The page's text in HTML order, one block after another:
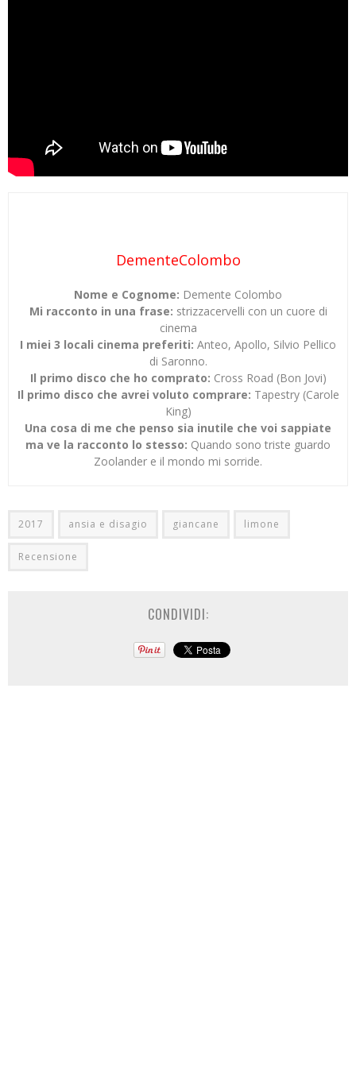
DementeColombo
Nome e Cognome: Demente Colombo
Mi racconto in una frase: strizzacervelli con un cuore di
cinema
I miei 3 locali cinema preferiti: Anteo, Apollo, Silvio Pellico
di Saronno.
Il primo disco che ho comprato: Cross Road (Bon Jovi)
Il primo disco che avrei voluto comprare: Tapestry (Carole
King)
Una cosa di me che penso sia inutile che voi sappiate
ma ve la racconto lo stesso: Quando sono triste guardo
Zoolander e il mondo mi sorride.
2017 ansia e disagio giancane limone
Recensione
CONDIVIDI: